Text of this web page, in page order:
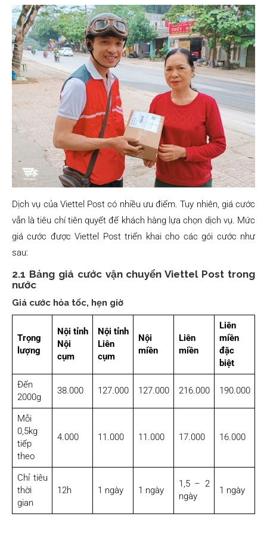
Dịch vụ của Viettel Post có nhiều ưu điểm. Tuy nhiên, giá cước
vẫn là tiêu chí tiên quyết để khách hàng lựa chọn dịch vụ. Mức
giá cước được Viettel Post triển khai cho các gói cước như
sau:
2.1 Bảng giá cước vận chuyển Viettel Post trong
nước
Giá cước hỏa tốc, hẹn giờ
Trọng
lượng
Nội tỉnh
Nội
cụm
Nội tỉnh
Liên
cụm
Nội
miền
Liên
miền
Liên
miền
đặc
biệt
Đến
2000g
38.000 127.000 127.000 216.000 190.000
Mỗi
0,5kg
tiếp
theo
4.000 11.000 11.000 17.000 16.000
Chỉ tiêu
thời
gian
12h 1 ngày 1 ngày
1,5 – 2
ngày
1 ngày